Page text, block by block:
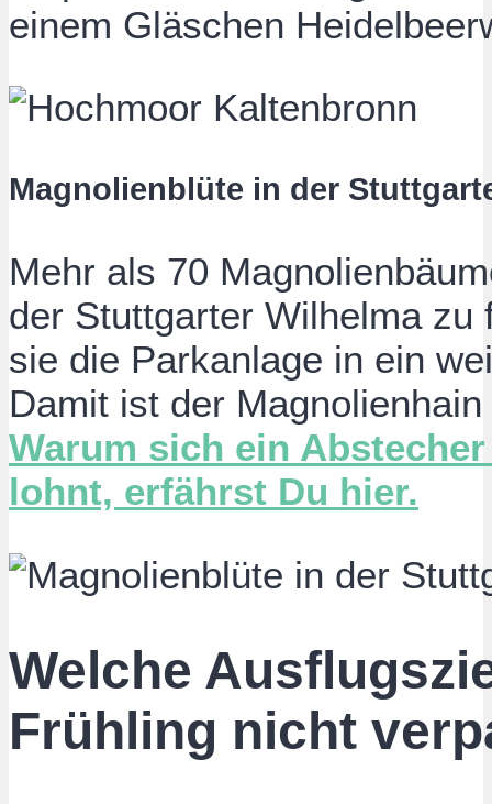
einem Gläschen
Magnolienblüte in der
Mehr als 70
der Stuttgarter Wilhelma zu
sie die Parkanlage in ein
Damit ist der
Warum sich ein
lohnt, erfährst Du hier.
Welche
Frühling nicht